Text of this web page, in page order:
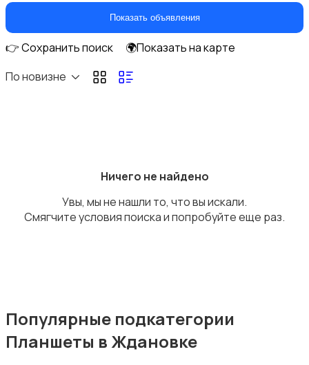
Показать объявления
👉 Сохранить поиск
🌍Показать на карте
По новизне
Ничего не найдено
Увы, мы не нашли то, что вы искали.
Смягчите условия поиска и попробуйте еще раз.
Популярные подкатегории
Планшеты в Ждановке